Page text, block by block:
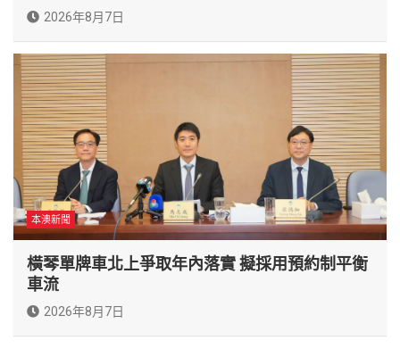
2026年8月7日
本澳新聞
橫琴單牌車北上爭取年內落實 擬採用預約制平衡
車流
2026年8月7日